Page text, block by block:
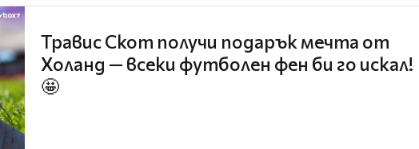
Травис Скот получи подарък мечта от
Холанд — всеки футболен фен би го искал!
🤩